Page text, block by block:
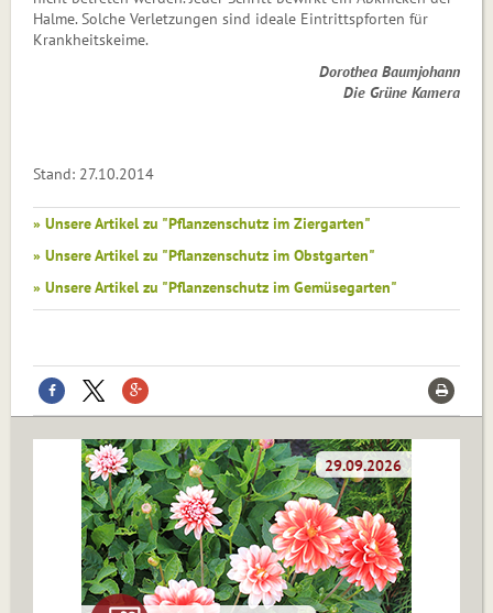
Halme. Solche Verletzungen sind ideale Eintrittspforten für
Krankheitskeime.
Dorothea Baumjohann
Die Grüne Kamera
Stand: 27.10.2014
» Unsere Artikel zu "Pflanzenschutz im Ziergarten"
» Unsere Artikel zu "Pflanzenschutz im Obstgarten"
» Unsere Artikel zu "Pflanzenschutz im Gemüsegarten"